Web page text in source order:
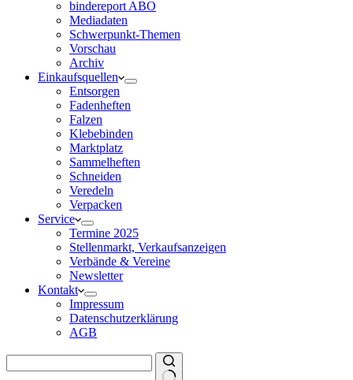
bindereport ABO
Mediadaten
Schwerpunkt-Themen
Vorschau
Archiv
Einkaufsquellen
Entsorgen
Fadenheften
Falzen
Klebebinden
Marktplatz
Sammelheften
Schneiden
Veredeln
Verpacken
Service
Termine 2025
Stellenmarkt, Verkaufsanzeigen
Verbände & Vereine
Newsletter
Kontakt
Impressum
Datenschutzerklärung
AGB